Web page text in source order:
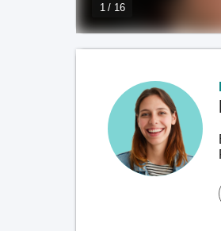
1 / 16